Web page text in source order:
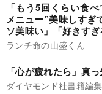
「もう5回くらい食
メニュー”美味しすぎ
ソ美味い」「好きす
ランチ命の山盛くん
「心が疲れたら」真
ダイヤモンド社書籍編